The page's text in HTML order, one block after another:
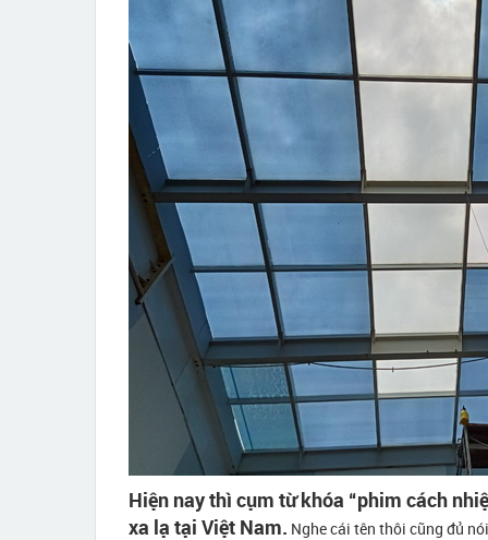
Hiện nay thì cụm từ khóa “phim cách
xa lạ tại Việt Nam. Nghe cái tên thôi cũng đủ